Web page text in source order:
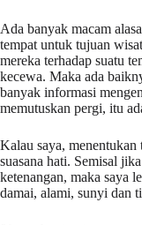
Ada banyak macam
tempat untuk tujuan
mereka terhadap suatu
kecewa. Maka ada
banyak informasi
memutuskan pergi, itu
Kalau saya,
suasana hati. Semisal
ketenangan, maka saya
damai, alami, sunyi dan